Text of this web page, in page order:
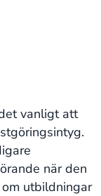
vanligt att
när den
utbildningar